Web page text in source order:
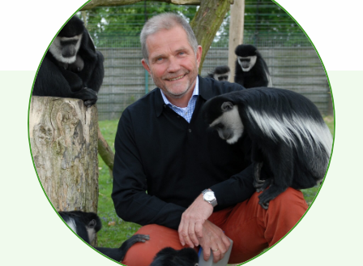
Kreisvorstand
Kreisgeschäftsstelle
Mitgliederversammlung
Ortsverbände
Kommissionen